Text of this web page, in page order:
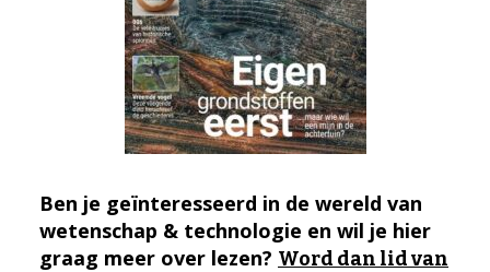
Ben je geïnteresseerd in de wereld van
wetenschap & technologie en wil je hier
graag meer over lezen? Word dan lid van